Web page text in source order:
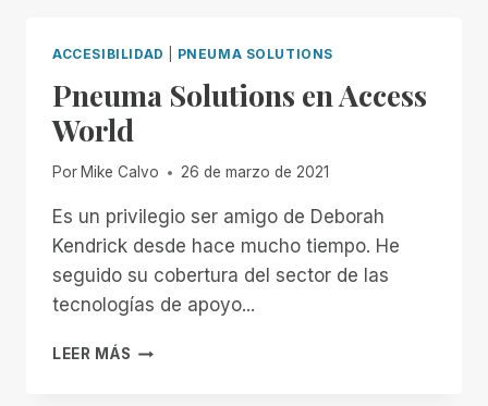
ACCESIBILIDAD PNEUMA SOLUTIONS
Pneuma Solutions en Access
World
Por Mike Calvo 26 de marzo de 2021
Es un privilegio ser amigo de Deborah
Kendrick desde hace mucho tiempo. He
seguido su cobertura del sector de las
tecnologías de apoyo...
LEER MÁS PNEUMA